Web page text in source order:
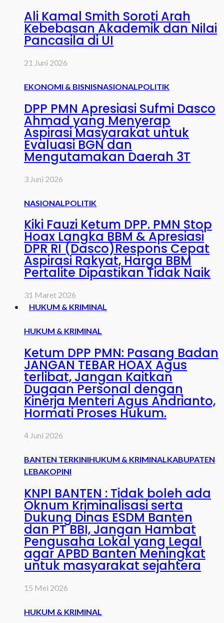
Ali Kamal Smith Soroti Arah
Kebebasan Akademik dan Nilai
Pancasila di UI
21 Juni 2026
EKONOMI & BISNISNASIONAL POLITIK
DPP PMN Apresiasi Sufmi Dasco
Ahmad yang Menyerap
Aspirasi Masyarakat untuk
Evaluasi BGN dan
Mengutamakan Daerah 3T
3 Juni 2026
NASIONAL POLITIK
Kiki Fauzi Ketum DPP. PMN Stop
Hoax Langka BBM & Apresiasi
DPR RI (Dasco)Respons Cepat
Aspirasi Rakyat, Harga BBM
Pertalite Dipastikan Tidak Naik
31 Maret 2026
HUKUM & KRIMINAL
HUKUM & KRIMINAL
Ketum DPP PMN: Pasang Badan
JANGAN TEBAR HOAX Agus
terlibat, Jangan Kaitkan
Dugaan Personal dengan
Kinerja Menteri Agus Andrianto,
Hormati Proses Hukum.
4 Juni 2026
BANTEN TERKINIHUKUM & KRIMINALKABUPATEN
LEBAKOPINI
KNPI BANTEN : Tidak boleh ada
Oknum Kriminalisasi serta
Dukung Dinas ESDM Banten
dan PT BBI, Jangan Hambat
Pengusaha Lokal yang Legal
agar APBD Banten Meningkat
untuk masyarakat sejahtera
15 Mei 2026
HUKUM & KRIMINAL